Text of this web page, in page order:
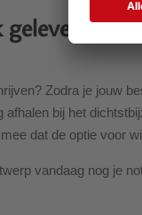
geleverd
Zodra je jouw
afhalen bij het
dat de optie voor
vandaag nog je